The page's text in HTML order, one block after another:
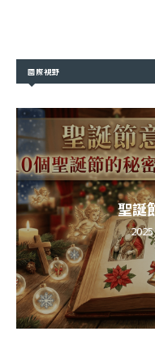
國際視野
聖誕